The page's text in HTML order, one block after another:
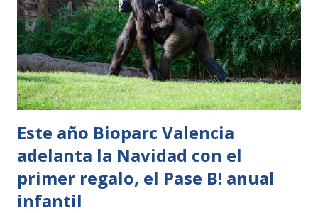
lámparas infrarrojas de calor, radiadores y splits. En este
sentido, se ha conectado la calefacción en las instalaciones
de los titíes, saimiris, armadillos, reptiles, cocodrilos y
zorros voladores. Con la intención de prevenir los
resfriados invernales se ...
Este año Bioparc Valencia
adelanta la Navidad con el
primer regalo, el Pase B! anual
infantil